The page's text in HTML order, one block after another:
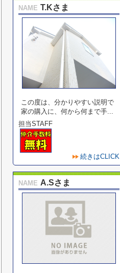
NAME T.Kさま
この度は、分かりやすい説明で
家の購入に、何から何まで手...
担当STAFF
続きはCLICK
NAME A.Sさま